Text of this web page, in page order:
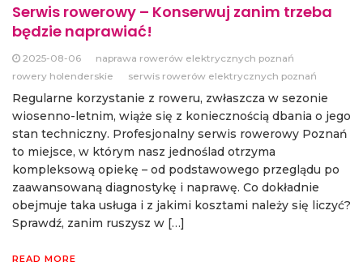
Serwis rowerowy – Konserwuj zanim trzeba
będzie naprawiać!
2025-08-06
naprawa rowerów elektrycznych poznań
rowery holenderskie
serwis rowerów elektrycznych poznań
Regularne korzystanie z roweru, zwłaszcza w sezonie
wiosenno-letnim, wiąże się z koniecznością dbania o jego
stan techniczny. Profesjonalny serwis rowerowy Poznań
to miejsce, w którym nasz jednoślad otrzyma
kompleksową opiekę – od podstawowego przeglądu po
zaawansowaną diagnostykę i naprawę. Co dokładnie
obejmuje taka usługa i z jakimi kosztami należy się liczyć?
Sprawdź, zanim ruszysz w […]
READ MORE